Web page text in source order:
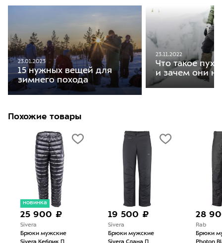
23.01.2023
15 нужных вещей для
зимнего похода
23.11.2022
Что такое
и зачем они
Похожие товары
новинка
25 900 ₽
Sivera
Брюки мужские
19 500 ₽
Sivera
Брюки мужские
28
Rab
Брюки